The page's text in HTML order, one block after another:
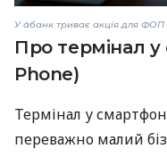
У àбанк триває акція для ФОП
Про термінал
Phone)
Термінал у
переважно малий